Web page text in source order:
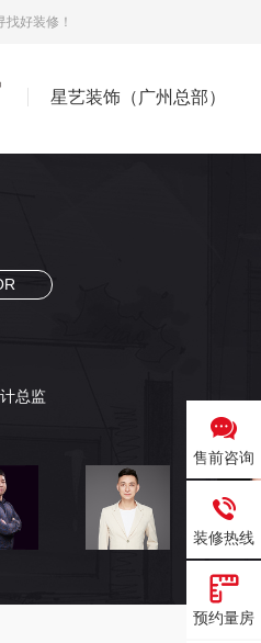
好装修！
星艺装饰（广州总部）
环艺系
国高级室内建筑师，
师...
业，
广州总部设计总监、副总设计师 •
业资格证书）
，从事家居室内设计7年，擅长现
斯，巴塞罗那，日本，迪拜，...
总监
售前咨询
装修热线
预约量房